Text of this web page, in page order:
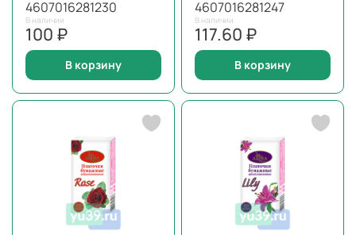
4607016281230
В наличии
100 ₽
В корзину
4607016281247
В наличии
117.60 ₽
В корзину